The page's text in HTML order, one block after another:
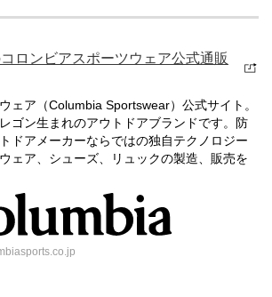
ロンビアスポーツウェア公式通販
ェア（Columbia Sportswear）公式サイト。
ゴン生まれのアウトドアブランドです。防
ドアメーカーならではの独自テクノロジー
ェア、シューズ、リュックの製造、販売を